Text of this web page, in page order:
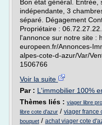
Bon état général. Entrée,
indépendante, 3
séparé. Dégagement
Propriétaire :
l'annonce sur notre site :
europeen.fr/Annonces-
alpes-cote-d-azur/Var/
1506766
Voir la suite
Par : L'immobilier 100%
Thèmes liés : viager libre
libre cote d'azur / viager france
bouquet / achat viager cote